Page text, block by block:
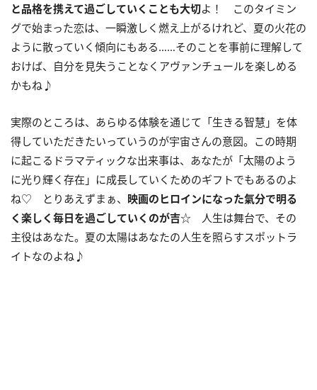
と品格を携えて過ごしていくことも大切よ！ このタイミン
グで始まった恋は、一瞬激しく燃え上がるけれど、夏の火花の
ように散っていく傾向にもある……そのことを事前に理解して
おけば、自分を見失うことなくアヴァンチュールを楽しめる
かもね♪
実際のところは、あらゆる体験を通じて「生きる智慧」を体
得していただきたいっていうのが宇宙さんの意図。この時期
に起こるドラマティックな出来事は、あなたが「太陽のよう
に光り輝く存在」に成長していくためのギフトでもあるのよ
ね♡ とりあえずまぁ、 映画のヒロインになった氣分で明る
く楽しく毎日を過ごしていくのが吉☆ 人生は舞台で、その
主役はあなた。夏の太陽はあなたの人生を照らすスポットラ
イトなのよね♪